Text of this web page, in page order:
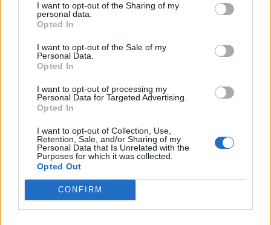
I want to opt-out of the Sharing of my
personal data.
Opted In
I want to opt-out of the Sale of my
Personal Data.
Opted In
I want to opt-out of processing my
Personal Data for Targeted Advertising.
Opted In
I want to opt-out of Collection, Use,
Retention, Sale, and/or Sharing of my
Personal Data that Is Unrelated with the
Purposes for which it was collected.
Opted Out
CONFIRM
Pris for båt:
19.990 kr
(pakke):
35.890,-
Zodiac 310 RIB
Det er vanskelig å se forskjell på Bombarden
og Zodiacen. Også bunnen ser temmelig lik
ut, men denne båten veier altså noen kilo
mer og koster 19.990 kroner. Med en person